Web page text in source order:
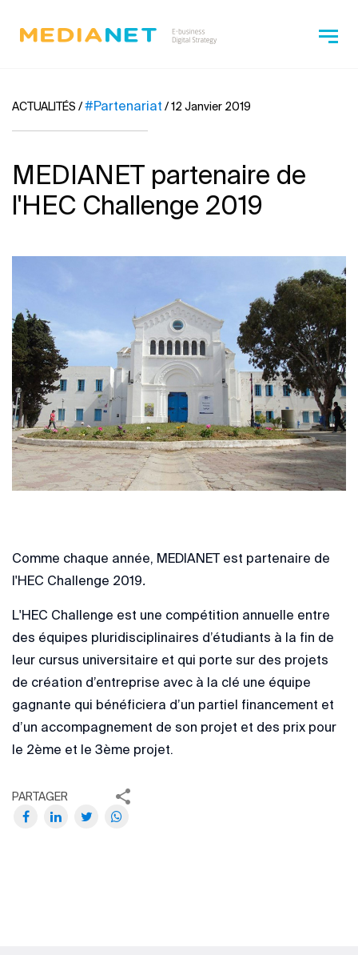
ACTUALITÉS /#Partenariat /12 Janvier 2019
MEDIANET partenaire de
l'HEC Challenge 2019
Comme chaque année, MEDIANET est partenaire de
l'HEC Challenge 2019.
L'HEC Challenge est une compétition annuelle entre
des équipes pluridisciplinaires d’étudiants à la fin de
leur cursus universitaire et qui porte sur des projets
de création d’entreprise avec à la clé une équipe
gagnante qui bénéficiera d’un partiel financement et
d’un accompagnement de son projet et des prix pour
le 2ème et le 3ème projet.
PARTAGER